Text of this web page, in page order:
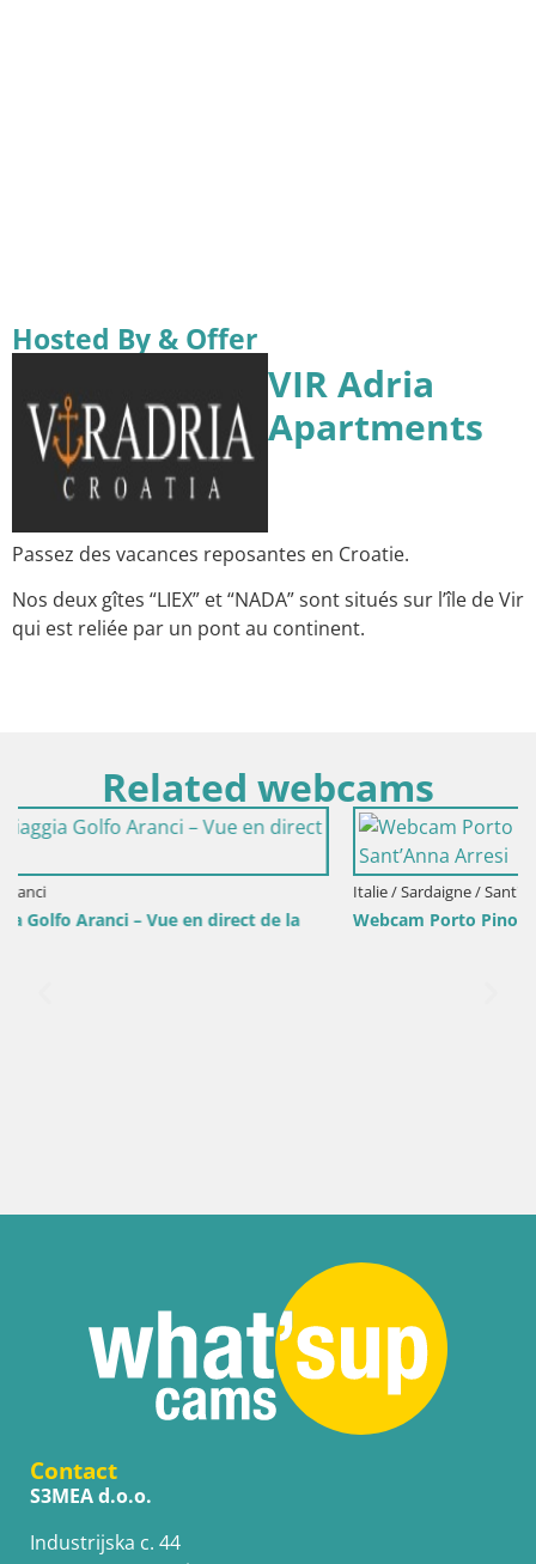
Hosted By & Offer
VIR Adria
Apartments
Passez des vacances reposantes en Croatie.
Nos deux gîtes “LIEX” et “NADA” sont situés sur l’île de Vir
qui est reliée par un pont au continent.
Related webcams
Webcam Porto Pino – Vue en direct depuis Sant’Anna
Contact
S3MEA d.o.o.
Industrijska c. 44